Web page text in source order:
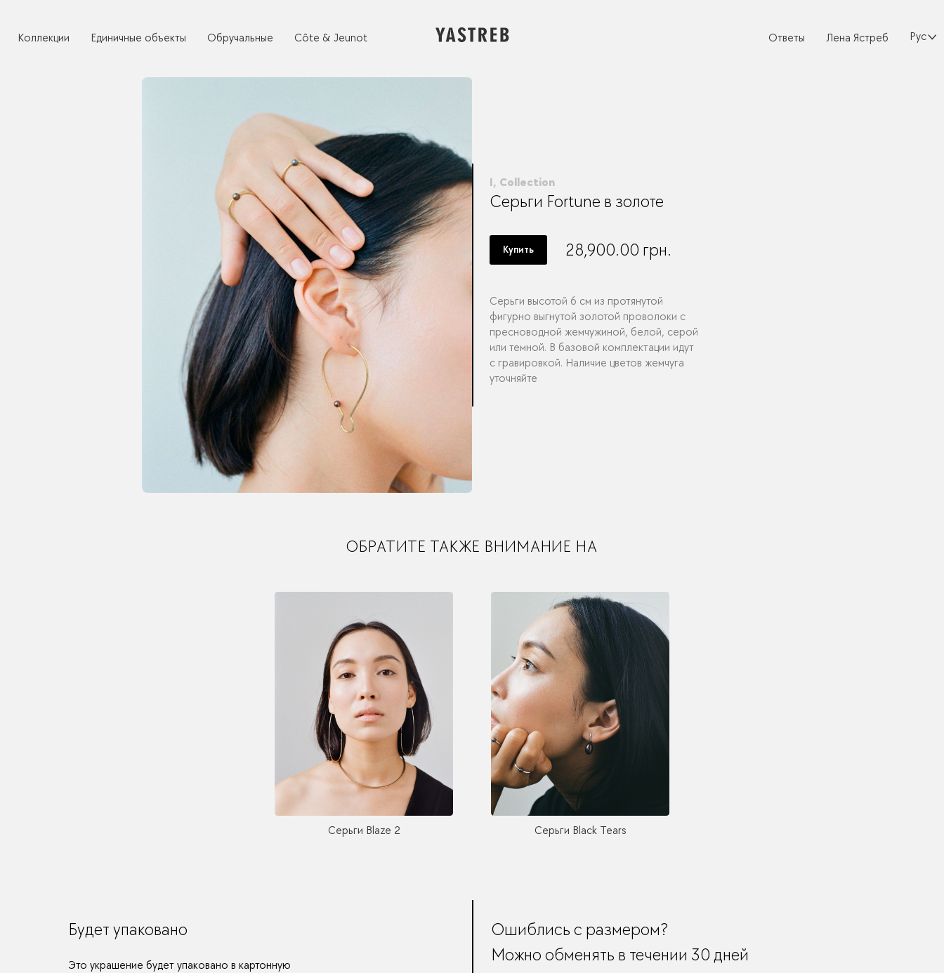
Коллекции Единичные объекты Обручальные Côte & Jeunot Ответы Лена Ястреб
I, Collection
Серьги Fortune в золоте
Купить 28,900.00 грн.
Серьги высотой 6 см из протянутой
фигурно выгнутой золотой проволоки с
пресноводной жемчужиной, белой, серой
или темной. В базовой комплектации идут
с гравировкой. Наличие цветов жемчуга
уточняйте
ОБРАТИТЕ ТАКЖЕ ВНИМАНИЕ НА
Серьги Blaze 2 Серьги Black Tears
Будет упаковано
Это украшение будет упаковано в картонную
Ошиблись с размером?
Можно обменять в течении 30 дней